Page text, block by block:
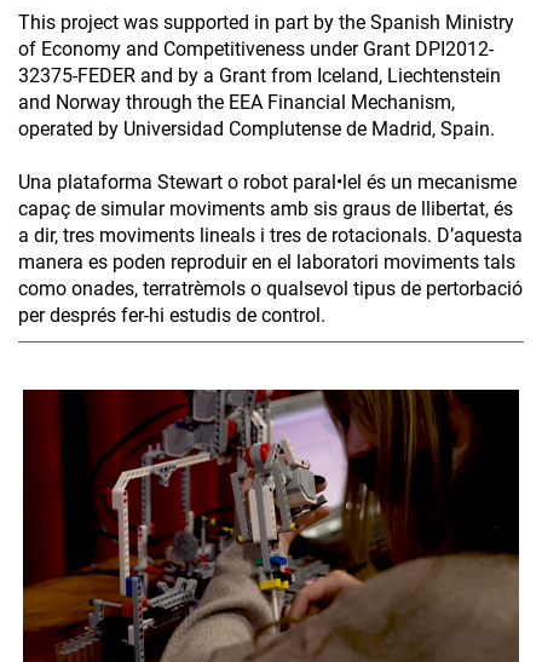
This project was supported in part by the Spanish Ministry
of Economy and Competitiveness under Grant DPI2012-
32375-FEDER and by a Grant from Iceland, Liechtenstein
and Norway through the EEA Financial Mechanism,
operated by Universidad Complutense de Madrid, Spain.
Una plataforma Stewart o robot paral•lel és un mecanisme
capaç de simular moviments amb sis graus de llibertat, és
a dir, tres moviments lineals i tres de rotacionals. D’aquesta
manera es poden reproduir en el laboratori moviments tals
como onades, terratrèmols o qualsevol tipus de pertorbació
per després fer-hi estudis de control.